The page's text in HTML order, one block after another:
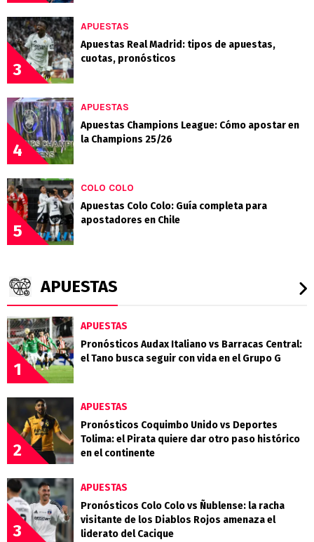
3
APUESTAS
Apuestas Real Madrid: tipos de apuestas,
cuotas, pronósticos
4
APUESTAS
Apuestas Champions League: Cómo apostar en
la Champions 25/26
5
COLO COLO
Apuestas Colo Colo: Guía completa para
apostadores en Chile
APUESTAS
1
APUESTAS
Pronósticos Audax Italiano vs Barracas Central:
el Tano busca seguir con vida en el Grupo G
2
APUESTAS
Pronósticos Coquimbo Unido vs Deportes
Tolima: el Pirata quiere dar otro paso histórico
en el continente
3
APUESTAS
Pronósticos Colo Colo vs Ñublense: la racha
visitante de los Diablos Rojos amenaza el
liderato del Cacique